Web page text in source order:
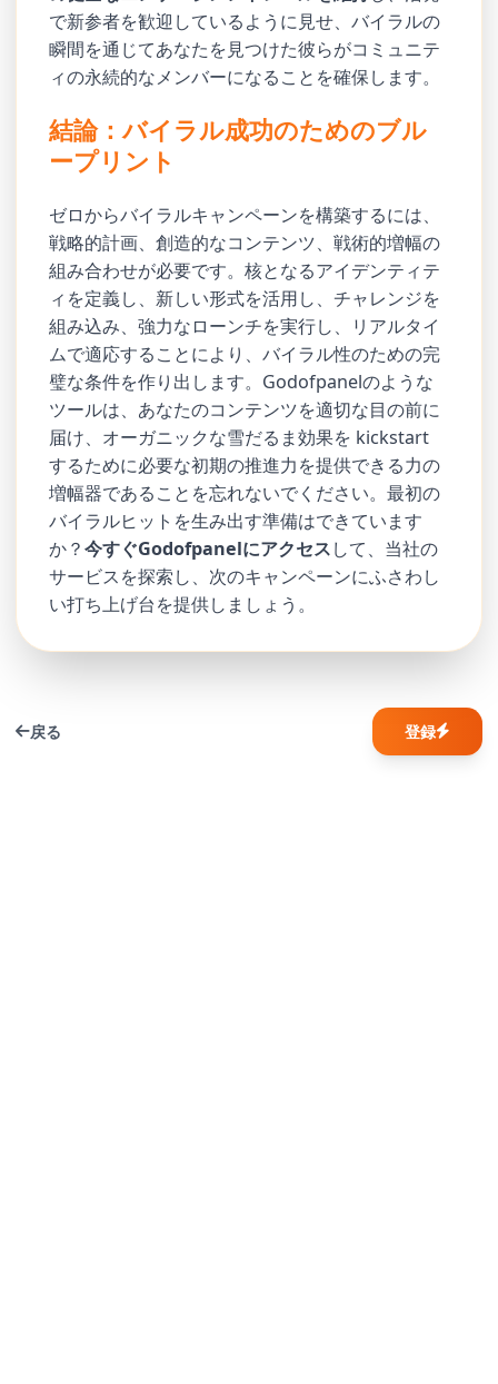
で新参者を歓迎しているように見せ、バイラルの
瞬間を通じてあなたを見つけた彼らがコミュニテ
ィの永続的なメンバーになることを確保します。
結論：バイラル成功のためのブル
ープリント
ゼロからバイラルキャンペーンを構築するには、
戦略的計画、創造的なコンテンツ、戦術的増幅の
組み合わせが必要です。核となるアイデンティテ
ィを定義し、新しい形式を活用し、チャレンジを
組み込み、強力なローンチを実行し、リアルタイ
ムで適応することにより、バイラル性のための完
璧な条件を作り出します。Godofpanelのような
ツールは、あなたのコンテンツを適切な目の前に
届け、オーガニックな雪だるま効果を kickstart
するために必要な初期の推進力を提供できる力の
増幅器であることを忘れないでください。最初の
バイラルヒットを生み出す準備はできています
か？今すぐGodofpanelにアクセスして、当社の
サービスを探索し、次のキャンペーンにふさわし
い打ち上げ台を提供しましょう。
戻る 登録